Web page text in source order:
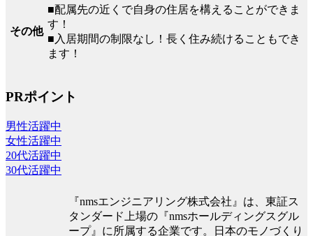
その他
■配属先の近くで自身の住居を構えることができま
す！
■入居期間の制限なし！長く住み続けることもでき
ます！
PRポイント
男性活躍中
女性活躍中
20代活躍中
30代活躍中
『nmsエンジニアリング株式会社』は、東証ス
タンダード上場の『nmsホールディングスグル
ープ』に所属する企業です。日本のモノづくり